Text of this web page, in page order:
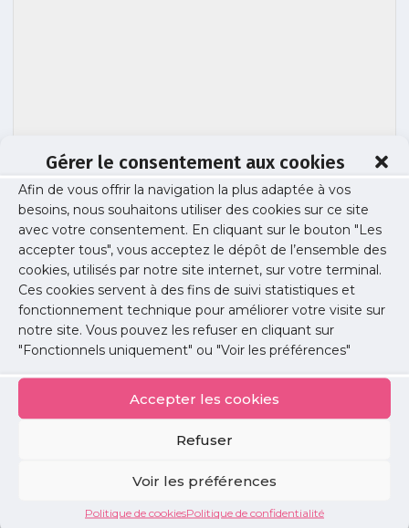
Gérer le consentement aux cookies
Afin de vous offrir la navigation la plus adaptée à vos
besoins, nous souhaitons utiliser des cookies sur ce site
avec votre consentement. En cliquant sur le bouton "Les
accepter tous", vous acceptez le dépôt de l’ensemble des
cookies, utilisés par notre site internet, sur votre terminal.
Ces cookies servent à des fins de suivi statistiques et
fonctionnement technique pour améliorer votre visite sur
notre site. Vous pouvez les refuser en cliquant sur
"Fonctionnels uniquement" ou "Voir les préférences"
Accepter les cookies
Refuser
Voir les préférences
Politique de cookiesPolitique de confidentialité
Capture d’écran 2026-03-11 162347
Publié le :11 mars 2026
Partager cet article :
annonces